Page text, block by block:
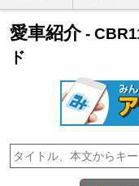
愛車紹介-
ド